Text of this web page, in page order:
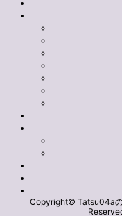
Copyright© Tatsu04a